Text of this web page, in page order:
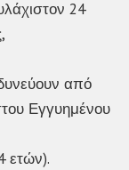
24
από
Εγγυημένου
ετών).